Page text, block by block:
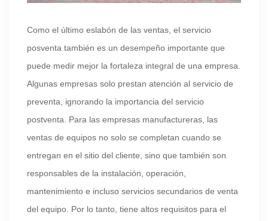
Como el último eslabón de las ventas, el servicio
posventa también es un desempeño importante que
puede medir mejor la fortaleza integral de una empresa.
Algunas empresas solo prestan atención al servicio de
preventa, ignorando la importancia del servicio
postventa. Para las empresas manufactureras, las
ventas de equipos no solo se completan cuando se
entregan en el sitio del cliente, sino que también son
responsables de la instalación, operación,
mantenimiento e incluso servicios secundarios de venta
del equipo. Por lo tanto, tiene altos requisitos para el